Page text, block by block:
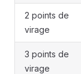
2 points de
virage
3 points de
virage